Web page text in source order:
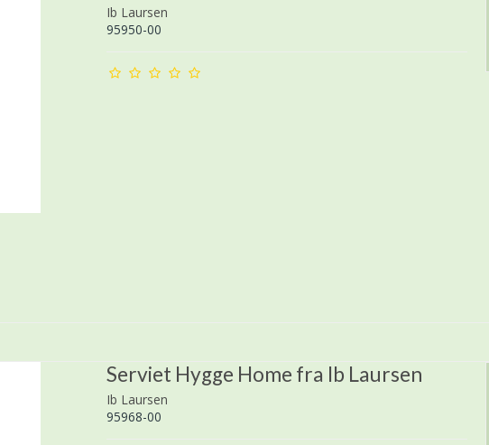
Ib Laursen
95950-00
Serviet Hygge Home fra Ib Laursen
Ib Laursen
95968-00